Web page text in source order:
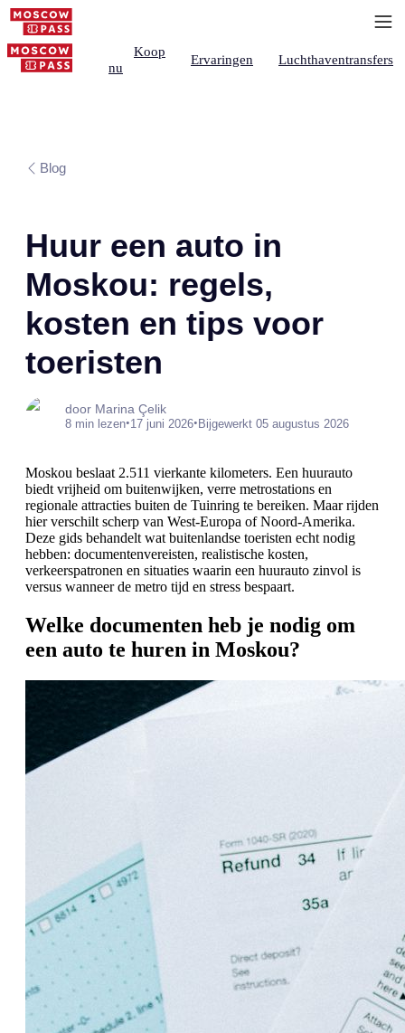
Koop
nu
Ervaringen Luchthaventransfers
Blog
Huur een auto in
Moskou: regels,
kosten en tips voor
toeristen
door Marina Çelik
8 min lezen•17 juni 2026•Bijgewerkt 05 augustus 2026
Moskou beslaat 2.511 vierkante kilometers. Een huurauto
biedt vrijheid om buitenwijken, verre metrostations en
regionale attracties buiten de Tuinring te bereiken. Maar rijden
hier verschilt scherp van West-Europa of Noord-Amerika.
Deze gids behandelt wat buitenlandse toeristen echt nodig
hebben: documentenvereisten, realistische kosten,
verkeerspatronen en situaties waarin een huurauto zinvol is
versus wanneer de metro tijd en stress bespaart.
Welke documenten heb je nodig om
een auto te huren in Moskou?